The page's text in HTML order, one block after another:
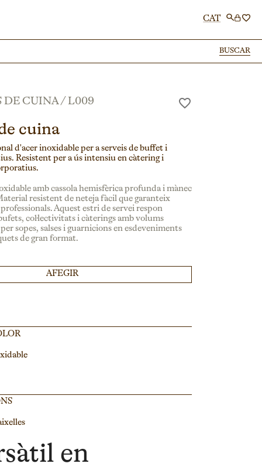
CAT
BUSCAR
BUSCAR
DE CUINA/ L009
cuina
d'acer inoxidable per a serveis de buffet i
Resistent per a ús intensiu en càtering i
amb cassola hemisfèrica profunda i mànec
resistent de neteja fàcil que garanteix
Aquest estri de servei respon
col·lectivitats i càterings amb volums
sopes, salses i guarnicions en esdeveniments
de gran format.
AFEGIR
en